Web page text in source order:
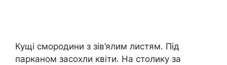
Кущі смородини з зів’ялим листям. Під
парканом засохли квіти. На столику за